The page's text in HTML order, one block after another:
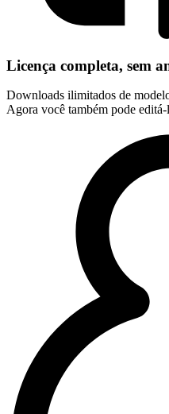
Licença completa, sem
Downloads ilimitados de
Agora você também pode